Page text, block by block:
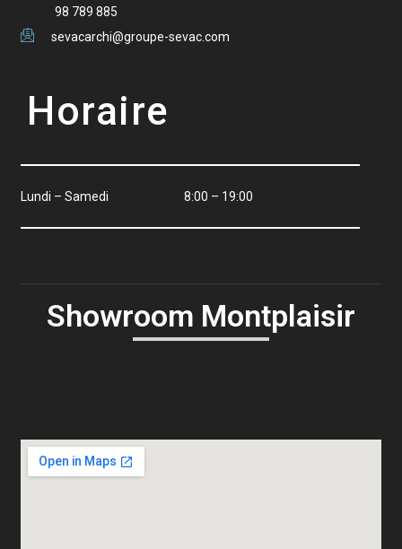
98 789 885
sevacarchi@groupe-sevac.com
Horaire
Lundi – Samedi 8:00 – 19:00
Showroom Montplaisir